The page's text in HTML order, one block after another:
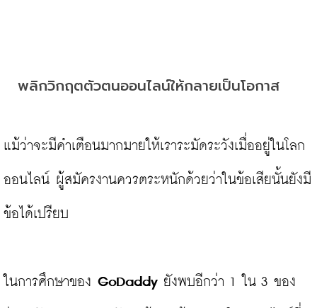
พลิกวิกฤตตัวตนออนไลน์ให้กลายเป็นโอกาส
แม้ว่าจะมีคำเตือนมากมายให้เราระมัดระวังเมื่ออยู่ในโลก
ออนไลน์ ผู้สมัครงานควรตระหนักด้วยว่าในข้อเสียนั้นยังมี
ข้อได้เปรียบ
ในการศึกษาของ GoDaddy ยังพบอีกว่า 1 ใน 3 ของ